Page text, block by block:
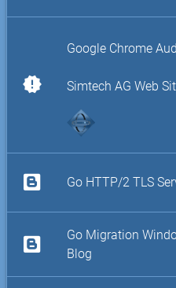
new_releases
Google Chrome
Simtech AG Web
Go HTTP/2 TLS
Go Migration
Blog